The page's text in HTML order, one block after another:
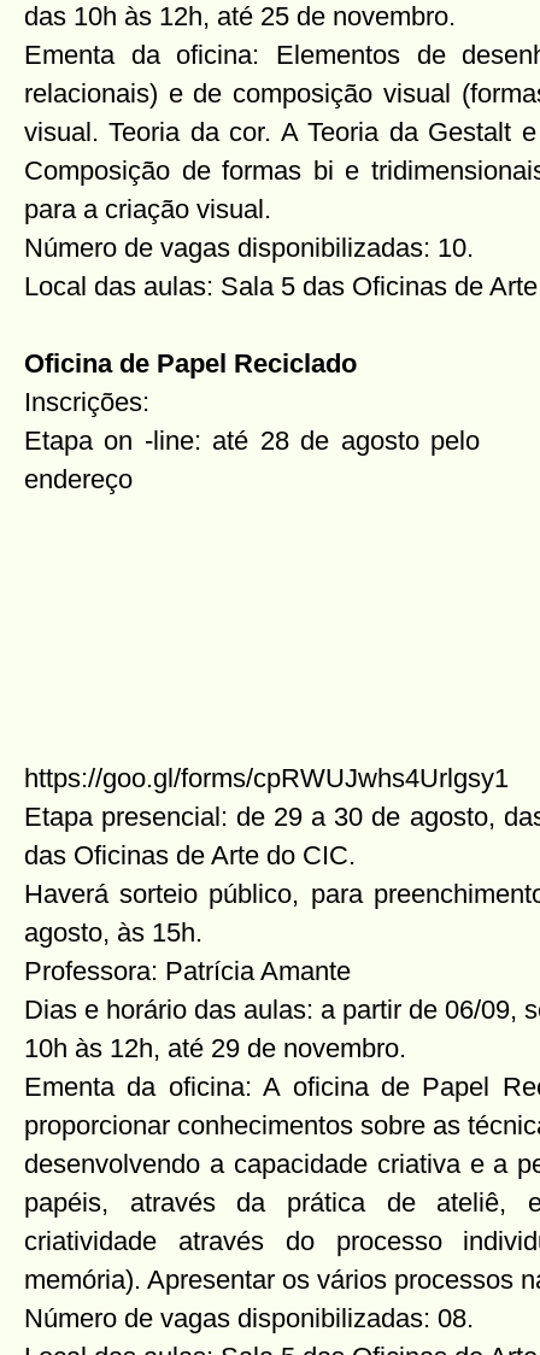
das 10h às 12h, até 25 de novembro.
Ementa da oficina: Elementos de
relacionais) e de composição visual
visual. Teoria da cor. A Teoria da Gestalt
Composição de formas bi e
para a criação visual.
Número de vagas disponibilizadas: 10.
Local das aulas: Sala 5 das Oficinas de
Oficina de Papel Reciclado
Inscrições:
Etapa on -line: até 28 de agosto pelo
endereço
https://goo.gl/forms/cpRWUJwhs4Urlgsy1
Etapa presencial: de 29 a 30 de agosto,
das Oficinas de Arte do CIC.
Haverá sorteio público, para
agosto, às 15h.
Professora: Patrícia Amante
Dias e horário das aulas: a partir de 06/09,
10h às 12h, até 29 de novembro.
Ementa da oficina: A oficina de Papel
proporcionar conhecimentos sobre as
desenvolvendo a capacidade criativa e a
papéis, através da prática de ateliê,
criatividade através do processo
memória). Apresentar os vários processos
Número de vagas disponibilizadas: 08.